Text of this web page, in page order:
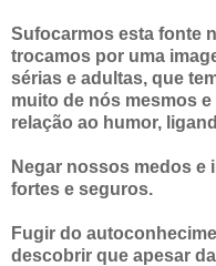
Sufocarmos esta fonte
trocamos por uma
sérias e adultas, que
muito de nós mesmos
relação ao humor,
Negar nossos medos e
fortes e seguros.
Fugir do
descobrir que apesar